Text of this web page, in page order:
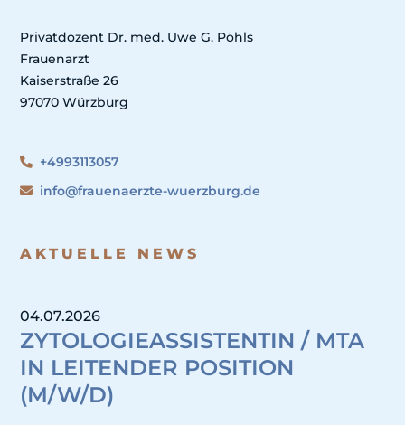
Privatdozent Dr. med. Uwe G. Pöhls
Frauenarzt
Kaiserstraße 26
97070 Würzburg
+4993113057
info@frauenaerzte-wuerzburg.de
AKTUELLE NEWS
04.07.2026
ZYTOLOGIEASSISTENTIN / MTA
IN LEITENDER POSITION
(M/W/D)